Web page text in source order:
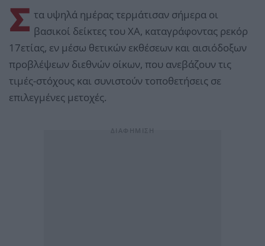
Σ τα υψηλά ημέρας τερμάτισαν σήμερα οι
βασικοί δείκτες του ΧΑ, καταγράφοντας ρεκόρ
17ετίας, εν μέσω θετικών εκθέσεων και αισιόδοξων
προβλέψεων διεθνών οίκων, που ανεβάζουν τις
τιμές-στόχους και συνιστούν τοποθετήσεις σε
επιλεγμένες μετοχές.